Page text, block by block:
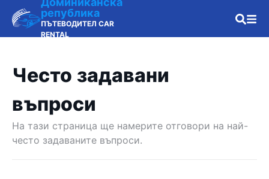
република
ПЪТЕВОДИТЕЛ CAR
RENTAL
Често задавани
въпроси
На тази страница ще намерите отговори на най-
често задаваните въпроси.